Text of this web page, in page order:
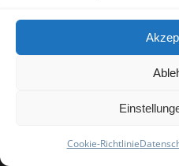
Cookie-Richtlinie